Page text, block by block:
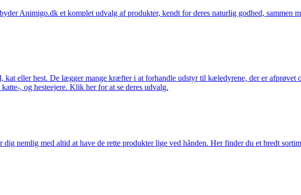
Animigo.dk et komplet udvalg af produkter, kendt for deres naturlig godhed, sammen
eller hest. De lægger mange kræfter i at forhandle udstyr til kæledyrene, der er afprøvet
, og hesteejere. Klik her for at se deres udvalg.
nemlig med altid at have de rette produkter lige ved hånden. Her finder du et bredt